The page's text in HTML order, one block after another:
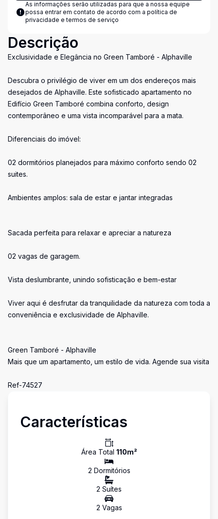
As informações serão utilizadas para que a nossa equipe
possa entrar em contato de acordo com a política de
privacidade e termos de serviço
Descrição
Exclusividade e Elegância no Green Tamboré - Alphaville
Descubra o privilégio de viver em um dos endereços mais
desejados de Alphaville. Este sofisticado apartamento no
Edifício Green Tamboré combina conforto, design
contemporâneo e uma vista incomparável para a mata.
Diferenciais do imóvel:
02 dormitórios planejados para máximo conforto sendo 02
suites.
Ambientes amplos: sala de estar e jantar integradas
Sacada perfeita para relaxar e apreciar a natureza
02 vagas de garagem.
Vista deslumbrante, unindo sofisticação e bem-estar
Viver aqui é desfrutar da tranquilidade da natureza com toda a
conveniência e exclusividade de Alphaville.
Green Tamboré - Alphaville
Mais que um apartamento, um estilo de vida. Agende sua visita
Ref-74527
Características
Área Total 110m²
2 Dormitórios
2 Suítes
2 Vagas